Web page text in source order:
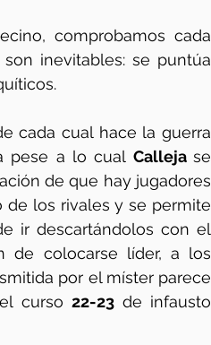
comprobamos cada
inevitables: se puntúa
cada cual hace la guerra
pese a lo cual Calleja se
de que hay jugadores
de los rivales y se permite
ir descartándolos con el
de colocarse líder, a los
por el míster parece
curso 22-23 de infausto